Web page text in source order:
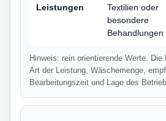
Leistungen
Textilien oder
besondere
Behandlungen
Hinweis: rein orientierende Werte.
Art der Leistung, Wäschemenge,
Bearbeitungszeit und Lage des